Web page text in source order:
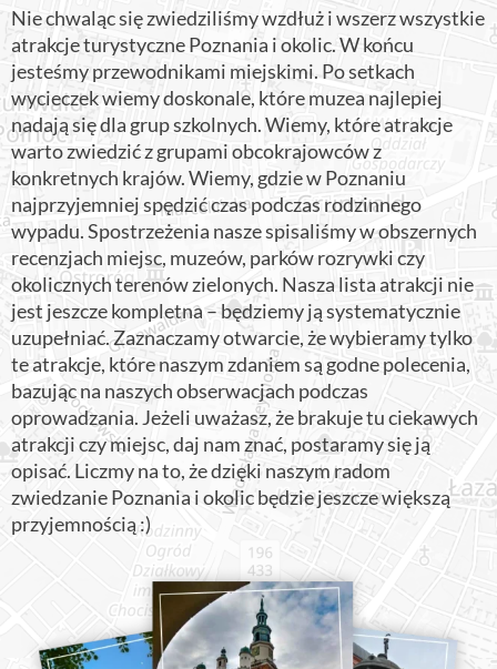
Nie chwaląc się zwiedziliśmy wzdłuż i wszerz wszystkie
atrakcje turystyczne Poznania i okolic. W końcu
jesteśmy przewodnikami miejskimi. Po setkach
wycieczek wiemy doskonale, które muzea najlepiej
nadają się dla grup szkolnych. Wiemy, które atrakcje
warto zwiedzić z grupami obcokrajowców z
konkretnych krajów. Wiemy, gdzie w Poznaniu
najprzyjemniej spędzić czas podczas rodzinnego
wypadu. Spostrzeżenia nasze spisaliśmy w obszernych
recenzjach miejsc, muzeów, parków rozrywki czy
okolicznych terenów zielonych. Nasza lista atrakcji nie
jest jeszcze kompletna – będziemy ją systematycznie
uzupełniać. Zaznaczamy otwarcie, że wybieramy tylko
te atrakcje, które naszym zdaniem są godne polecenia,
bazując na naszych obserwacjach podczas
oprowadzania. Jeżeli uważasz, że brakuje tu ciekawych
atrakcji czy miejsc, daj nam znać, postaramy się ją
opisać. Liczmy na to, że dzięki naszym radom
zwiedzanie Poznania i okolic będzie jeszcze większą
przyjemnością :)